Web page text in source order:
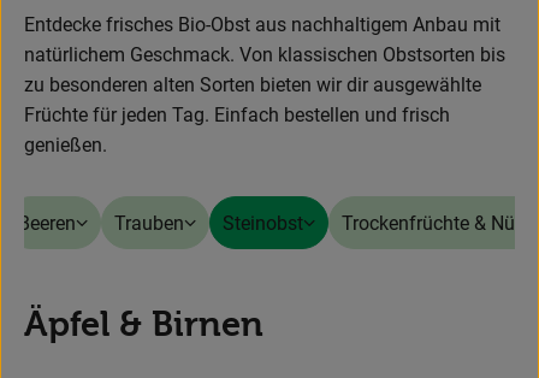
Angebote & Aktuelles
Unsere Kisten
Obst & Gemüse
Kühlregal
Getränke
Entdecke frisches Bio-Obst aus nachhaltigem Anbau mit
natürlichem Geschmack. Von klassischen Obstsorten bis
zu besonderen alten Sorten bieten wir dir ausgewählte
Früchte für jeden Tag. Einfach bestellen und frisch
genießen.
Beeren Trauben Steinobst Trockenfrüchte &
Äpfel & Birnen